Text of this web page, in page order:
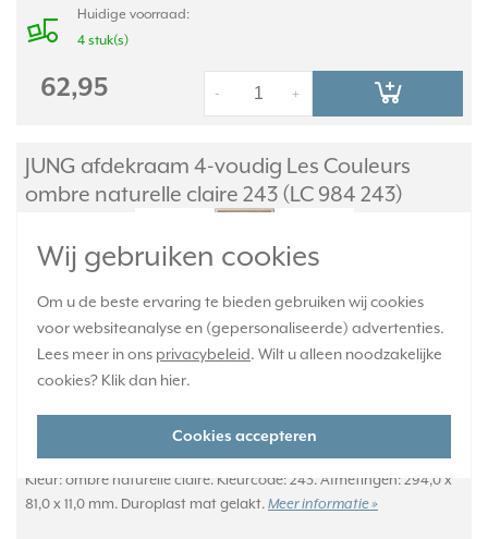
Wij gebruiken cookies
Om u de beste ervaring te bieden gebruiken wij cookies
voor websiteanalyse en (gepersonaliseerde) advertenties.
Lees meer in ons privacybeleid. Wilt u alleen noodzakelijke
cookies? Klik dan hier.
Cookies accepteren
Huidige voorraad:
4 stuk(s)
62,95 +
-
JUNG afdekraam 4-voudig Les Couleurs
ombre naturelle claire 243 (LC 984 243)
LC 984 243, 4-voudig afdekraam, Les Couleurs® Le Corbusier.
Kleur: ombre naturelle claire. Kleurcode: 243. Afmetingen: 294,0 x
81,0 x 11,0 mm. Duroplast mat gelakt. Meer informatie »